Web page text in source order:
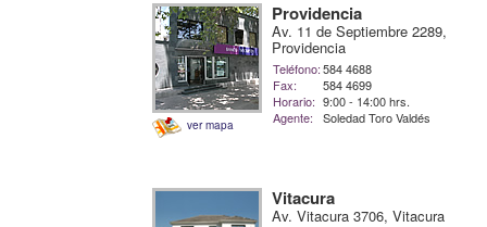
ver mapa
Providencia
Av. 11 de Septiembre 2289,
Providencia
Teléfono:584 4688
Fax:
584 4699
Horario: 9:00 - 14:00 hrs.
Agente:
Soledad Toro Valdés
Vitacura
Av. Vitacura 3706, Vitacura